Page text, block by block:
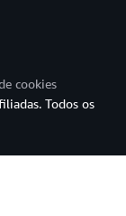
cookies
Todos os